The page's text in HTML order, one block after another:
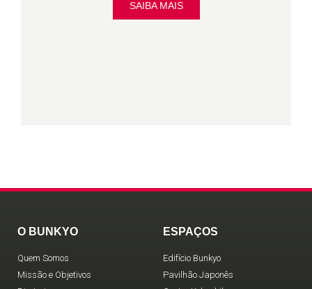
SAIBA MAIS
O BUNKYO
Quem Somos
Missão e Objetivos
ESPAÇOS
Edifício Bunkyo
Pavilhão Japonês